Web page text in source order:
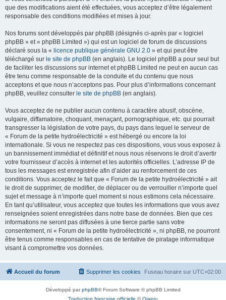
que des modifications aient été effectuées, vous acceptez d’être légalement
responsable des conditions modifiées et mises à jour.
Nos forums sont développés par phpBB (désignés ci-après par « logiciel
phpBB » et « phpBB Limited ») qui est un logiciel de forum de discussions
déclaré sous la « licence publique générale GNU 2.0 » et qui peut être
téléchargé sur le site de phpBB (en anglais). Le logiciel phpBB a pour seul but
de faciliter les discussions sur internet et phpBB Limited ne peut en aucun cas
être tenu comme responsable de la conduite et du contenu que nous
acceptons et que nous n’acceptons pas. Pour plus d’informations concernant
phpBB, veuillez consulter le site de phpBB (en anglais).
Vous acceptez de ne publier aucun contenu à caractère abusif, obscène,
vulgaire, diffamatoire, choquant, menaçant, pornographique, etc. qui pourrait
transgresser la législation de votre pays, du pays dans lequel le serveur de
« Forum de la petite hydroélectricité » est hébergé ou encore la loi
internationale. Si vous ne respectez pas ces dispositions, vous vous exposez à
un bannissement immédiat et définitif et nous nous réservons le droit d’avertir
votre fournisseur d’accès à internet et les autorités officielles. L’adresse IP de
tous les messages est enregistrée afin d’aider au renforcement de ces
conditions. Vous acceptez le fait que « Forum de la petite hydroélectricité » ait
le droit de supprimer, de modifier, de déplacer ou de verrouiller n’importe quel
sujet et message à n’importe quel moment si nous estimons cela nécessaire.
En tant qu’utilisateur, vous acceptez que toutes les informations que vous avez
renseignées soient enregistrées dans notre base de données. Bien que ces
informations ne seront pas diffusées à une tierce partie sans votre
consentement, ni « Forum de la petite hydroélectricité », ni phpBB, ne pourront
être tenus comme responsables en cas de tentative de piratage informatique
visant à compromettre vos données.
Accueil du forum Fuseau horaire sur UTC+02:00
Supprimer les cookies
Développé parphpBB® Forum Software © phpBB Limited
Traduction française officielle ©Qiaeru